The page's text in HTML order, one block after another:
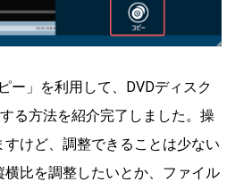
ー」を利用して、DVDディスク
る方法を紹介完了しました。操
けど、調整できることは少ない
比を調整したいとか、ファイル